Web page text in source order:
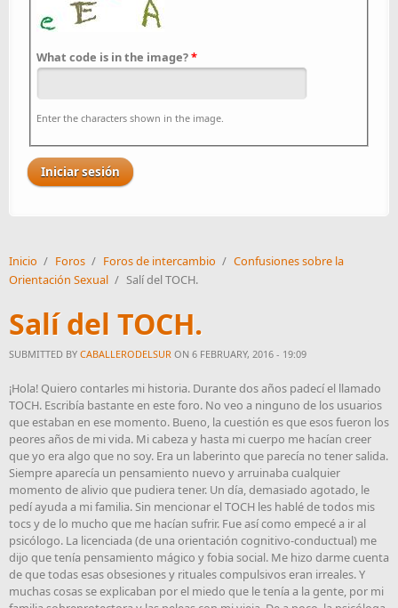
What code is in the image?*
Enter the characters shown in the image.
Inicio / Foros / Foros de intercambio / Confusiones sobre la
Orientación Sexual / Salí del TOCH.
Salí del TOCH.
SUBMITTED BY CABALLERODELSUR ON 6 FEBRUARY, 2016 - 19:09
¡Hola! Quiero contarles mi historia. Durante dos años padecí el llamado
TOCH. Escribía bastante en este foro. No veo a ninguno de los usuarios
que estaban en ese momento. Bueno, la cuestión es que esos fueron los
peores años de mi vida. Mi cabeza y hasta mi cuerpo me hacían creer
que yo era algo que no soy. Era un laberinto que parecía no tener salida.
Siempre aparecía un pensamiento nuevo y arruinaba cualquier
momento de alivio que pudiera tener. Un día, demasiado agotado, le
pedí ayuda a mi familia. Sin mencionar el TOCH les hablé de todos mis
tocs y de lo mucho que me hacían sufrir. Fue así como empecé a ir al
psicólogo. La licenciada (de una orientación cognitivo-conductual) me
dijo que tenía pensamiento mágico y fobia social. Me hizo darme cuenta
de que todas esas obsesiones y rituales compulsivos eran irreales. Y
muchas cosas se explicaban por el miedo que le tenía a la gente, por mi